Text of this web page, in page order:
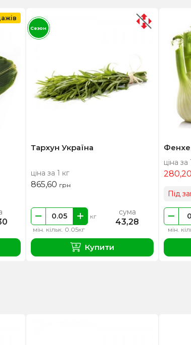
Тархун Україна
ціна за 1 кг
865,60 грн
мін. кільк. 0.05кг
кг сума
43,28
Купити
Сезон
ціна за
280,20
Під
мін.